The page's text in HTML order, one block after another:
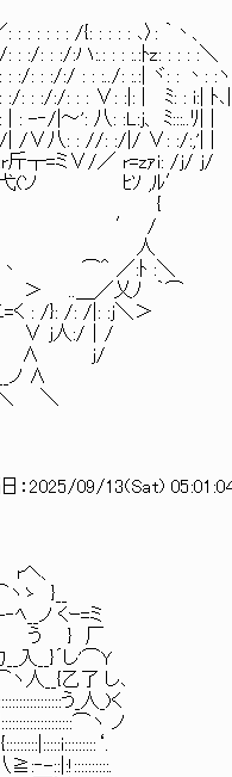
: : : ､〉: ｀丶、
: : :.:ﾄz: : : : :＼
:../: :.:| ヾ: : 丶: :ヽ
∨: :|: | ﾐ: : i:| ﾄ､|
八: :L:j、 ﾐ:::..ﾘ| |
: : //: :/|/ ∨: :/:,'| |
∨/／ r=zｧi: /j/ j/
(ソ ﾋｿ ,ﾙ
ヽ{ {
zﾍ ′ /
: :/ 人
／:ﾄ :＼
／乂ﾉ ｀⌒
/: /|: :j＼＞
人:/│/
∧ j/
∧
＼
： 2025/09/13(Sat)
、
}__
くｰ=ミ
う } 厂
入__}´し'⌒Y
__{乙了 し､
う_人_)く
ヽ ノ
::|:!::::::::::.